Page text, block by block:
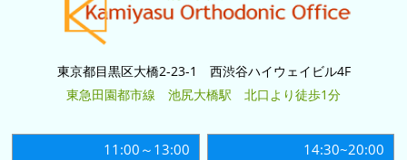
東京都目黒区大橋2-23-1 西渋谷ハイウェイビル4F
東急田園都市線 池尻大橋駅 北口より徒歩1分
11:00～13:00 14:30~20:00